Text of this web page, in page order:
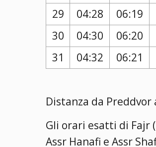
29
04:28 06:19
30
04:30 06:20
31
04:32 06:21
Distanza da
Gli orari esatti di Fajr
Assr Hanafi e Assr